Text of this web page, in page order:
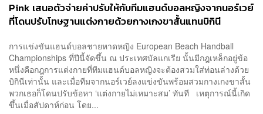
Pink เสนอตัวจ่ายค่าปรับให้กับทีมแฮนด์บอลหญิงจากนอร์เวย์
ที่โดนปรับโทษฐานแต่งกายด้วยกางเกงขาสั้นแทนบิกินี
การแข่งขันแฮนด์บอลชายหาดหญิง European Beach Handball
Championships ที่ปีนี้จัดขึ้น ณ ประเทศบัลแกเรีย นั้นมีกฎเหล็กอยู่ข้อ
หนึ่งคือกฎการแต่งกายที่ทีมแฮนด์บอลหญิงจะต้องสวมใส่ท่อนล่างด้วย
บิกินีเท่านั้น และเมื่อทีมจากนอร์เวย์ลงแข่งขันพร้อมสวมกางเกงขาสั้น
พวกเธอก็โดนปรับข้อหา ‘แต่งกายไม่เหมาะสม’ ทันที เหตุการณ์นี้เกิด
ขึ้นเมื่อสัปดาห์ก่อน โดย...